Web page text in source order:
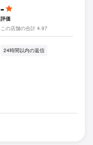
-
評価
この店舗の合計 4.97
24時間以内の返信